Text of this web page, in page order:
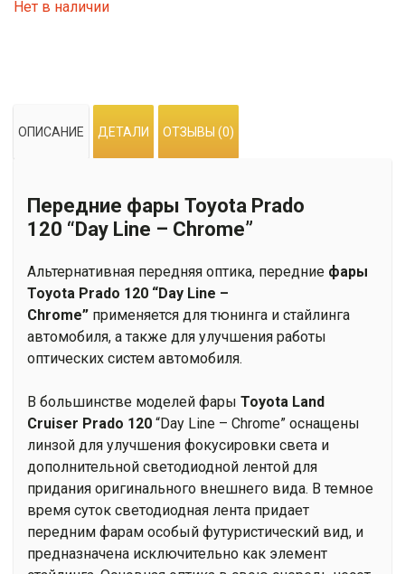
Нет в наличии
ОПИСАНИЕ ДЕТАЛИ ОТЗЫВЫ (0)
Передние фары Toyota Prado
120 “Day Line – Chrome”
Альтернативная передняя оптика, передние фары
Toyota Prado 120 “Day Line –
Chrome” применяется для тюнинга и стайлинга
автомобиля, а также для улучшения работы
оптических систем автомобиля.
В большинстве моделей фары Toyota Land
Cruiser Prado 120 “Day Line – Chrome” оснащены
линзой для улучшения фокусировки света и
дополнительной светодиодной лентой для
придания оригинального внешнего вида. В темное
время суток светодиодная лента придает
передним фарам особый футуристический вид, и
предназначена исключительно как элемент